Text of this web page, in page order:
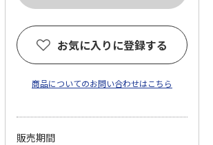
お気に入りに登録する
商品についてのお問い合わせはこちら
販売期間